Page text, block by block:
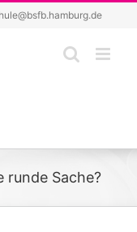
runde Sache?